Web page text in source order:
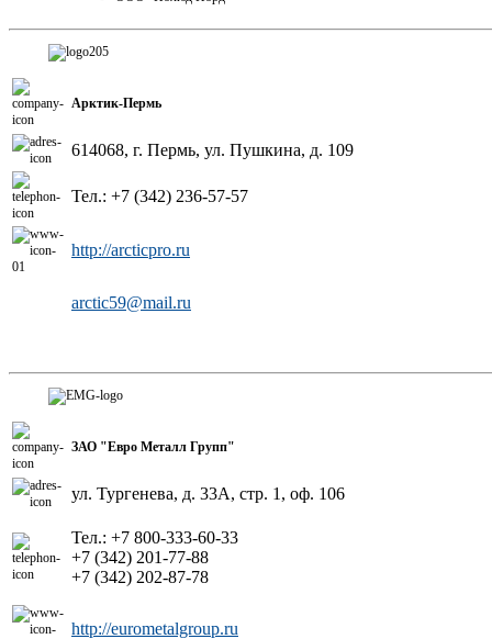
Арктик-Пермь
614068, г. Пермь, ул. Пушкина, д. 109
Тел.: +7 (342) 236-57-57
http://arcticpro.ru
arctic59@mail.ru
ЗАО "Евро Металл Групп"
ул. Тургенева, д. 33А, стр. 1, оф. 106
Тел.: +7 800-333-60-33
+7 (342) 201-77-88
+7 (342) 202-87-78
http://eurometalgroup.ru